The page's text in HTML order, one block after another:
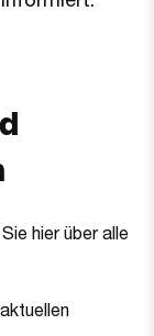
hier über alle